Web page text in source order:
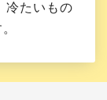
冷たいもの